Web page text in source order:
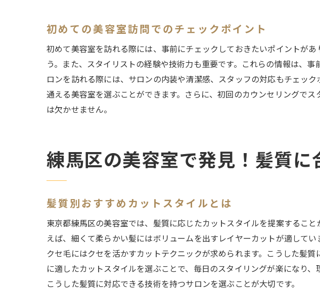
印象を変えるための最
スタイリストのセン
カットだけでなくト
未来の自分を引き出
季節に合わせたヘア
初めての美容室訪問でのチェックポイント
初めて美容室を訪れる際には、事前にチェックしておきたいポイントが
う。また、スタイリストの経験や技術力も重要です。これらの情報は、
ロンを訪れる際には、サロンの内装や清潔感、スタッフの対応もチェッ
通える美容室を選ぶことができます。さらに、初回のカウンセリングで
は欠かせません。
練馬区の美容室で発見！髪質
髪質別おすすめカットスタイルとは
東京都練馬区の美容室では、髪質に応じたカットスタイルを提案するこ
えば、細くて柔らかい髪にはボリュームを出すレイヤーカットが適して
クセ毛にはクセを活かすカットテクニックが求められます。こうした髪
に適したカットスタイルを選ぶことで、毎日のスタイリングが楽になり
こうした髪質に対応できる技術を持つサロンを選ぶことが大切です。